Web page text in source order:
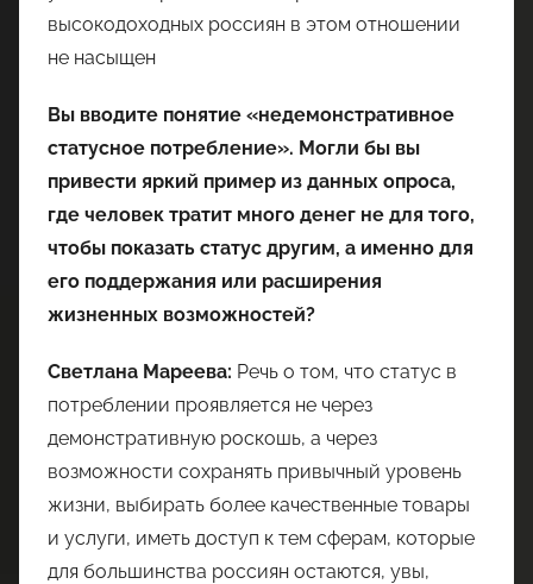
высокодоходных россиян в этом отношении
не насыщен
Вы вводите понятие «недемонстративное
статусное потребление». Могли бы вы
привести яркий пример из данных опроса,
где человек тратит много денег не для того,
чтобы показать статус другим, а именно для
его поддержания или расширения
жизненных возможностей?
Светлана Мареева: Речь о том, что статус в
потреблении проявляется не через
демонстративную роскошь, а через
возможности сохранять привычный уровень
жизни, выбирать более качественные товары
и услуги, иметь доступ к тем сферам, которые
для большинства россиян остаются, увы,